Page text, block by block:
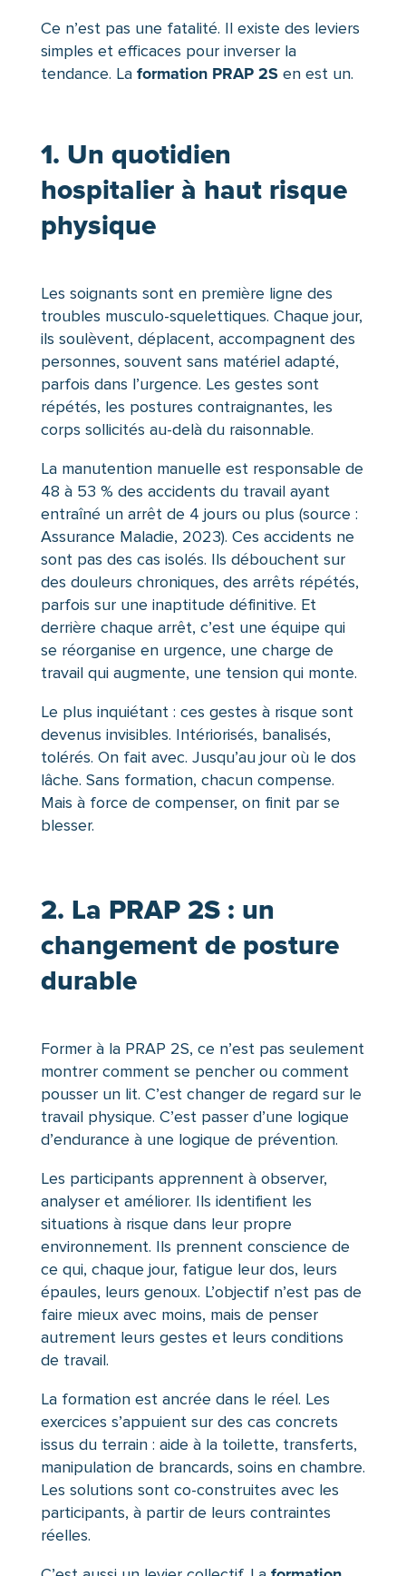
Ce n’est pas une fatalité. Il existe des leviers
simples et efficaces pour inverser la
tendance. La formation PRAP 2Sen est un.
1. Un quotidien
hospitalier à haut risque
physique
Les soignants sont en première ligne des
troubles musculo-squelettiques. Chaque jour,
ils soulèvent, déplacent, accompagnent des
personnes, souvent sans matériel adapté,
parfois dans l’urgence. Les gestes sont
répétés, les postures contraignantes, les
corps sollicités au-delà du raisonnable.
La manutention manuelle est responsable de
48 à 53 % des accidents du travail ayant
entraîné un arrêt de 4 jours ou plus (source :
Assurance Maladie, 2023). Ces accidents ne
sont pas des cas isolés. Ils débouchent sur
des douleurs chroniques, des arrêts répétés,
parfois sur une inaptitude définitive. Et
derrière chaque arrêt, c’est une équipe qui
se réorganise en urgence, une charge de
travail qui augmente, une tension qui monte.
Le plus inquiétant : ces gestes à risque sont
devenus invisibles. Intériorisés, banalisés,
tolérés. On fait avec. Jusqu’au jour où le dos
lâche. Sans formation, chacun compense.
Mais à force de compenser, on finit par se
blesser.
2. La PRAP 2S : un
changement de posture
durable
Former à la PRAP 2S, ce n’est pas seulement
montrer comment se pencher ou comment
pousser un lit. C’est changer de regard sur le
travail physique. C’est passer d’une logique
d’endurance à une logique de prévention.
Les participants apprennent à observer,
analyser et améliorer. Ils identifient les
situations à risque dans leur propre
environnement. Ils prennent conscience de
ce qui, chaque jour, fatigue leur dos, leurs
épaules, leurs genoux. L’objectif n’est pas de
faire mieux avec moins, mais de penser
autrement leurs gestes et leurs conditions
de travail.
La formation est ancrée dans le réel. Les
exercices s’appuient sur des cas concrets
issus du terrain : aide à la toilette, transferts,
manipulation de brancards, soins en chambre.
Les solutions sont co-construites avec les
participants, à partir de leurs contraintes
réelles.